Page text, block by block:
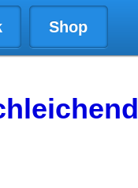
Shop